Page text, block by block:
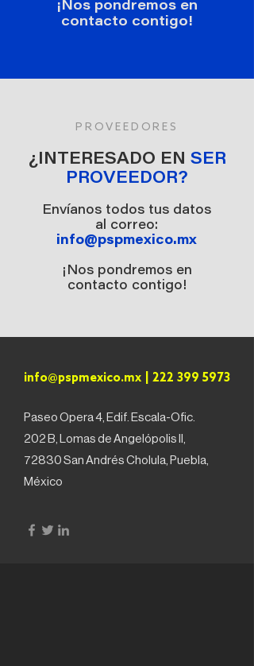
¡Nos pondremos en
contacto contigo!
PROVEEDORES
¿INTERESADO EN SER
PROVEEDOR?
Envíanos todos tus datos
al correo:
info@pspmexico.mx
¡Nos pondremos en
contacto contigo!
info@pspmexico.mx 222 399 5973
Paseo Opera 4, Edif. Escala-Ofic.
202 B, Lomas de Angelópolis II,
72830 San Andrés Cholula, Puebla,
México